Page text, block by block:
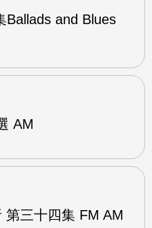
Ballads and Blues
AM
第三十四集 FM AM